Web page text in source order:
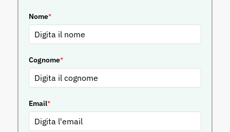
Nome*
Cognome*
Email*